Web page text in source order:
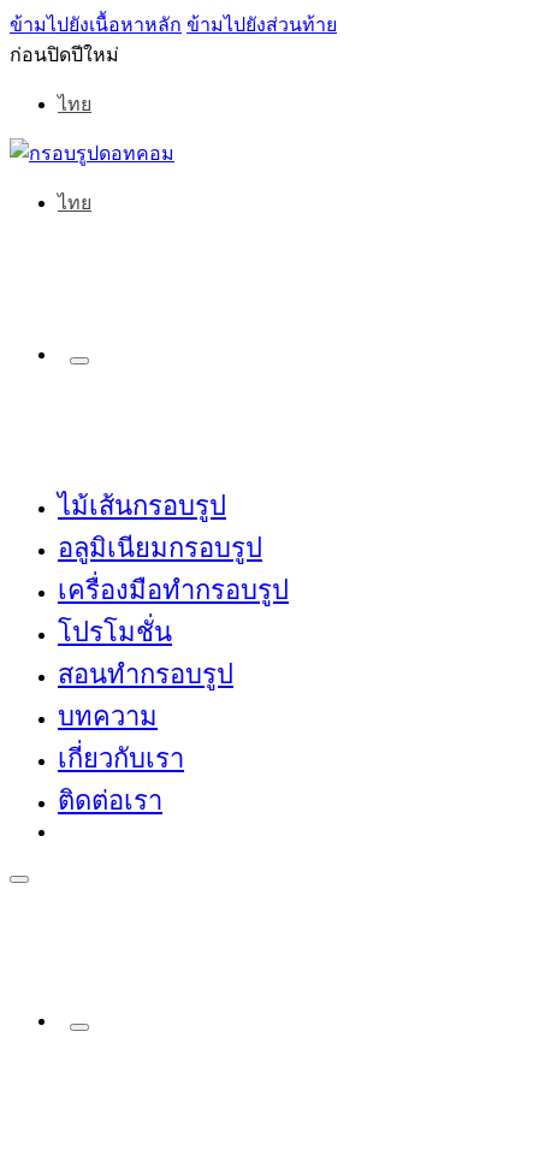
ข้ามไปยังเนื้อหาหลัก ข้ามไปยังส่วนท้าย
ก่อนปิดปีใหม่
ไทย
ไทย
ไม้เส้นกรอบรูป
อลูมิเนียมกรอบรูป
เครื่องมือทำกรอบรูป
โปรโมชั่น
สอนทำกรอบรูป
บทความ
เกี่ยวกับเรา
ติดต่อเรา